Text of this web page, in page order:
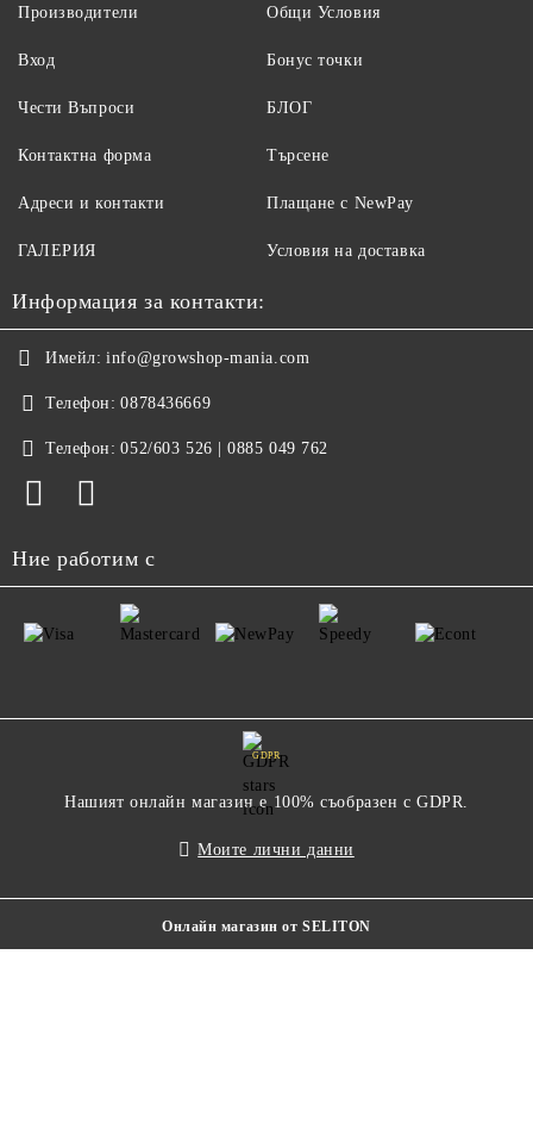
Производители
Вход
Общи Условия
Бонус точки
Чести Въпроси
Контактна форма
Адреси и контакти
ГАЛЕРИЯ
БЛОГ
Търсене
Плащане с NewPay
Условия на доставка
Информация за контакти:
Имейл: info@growshop-mania.com
Телефон: 0878436669
Телефон: 052/603 526 | 0885 049 762
Ние работим с
GDPR
Нашият онлайн магазин е 100% съобразен с GDPR.
Моите лични данни
Онлайн магазин от SELITON